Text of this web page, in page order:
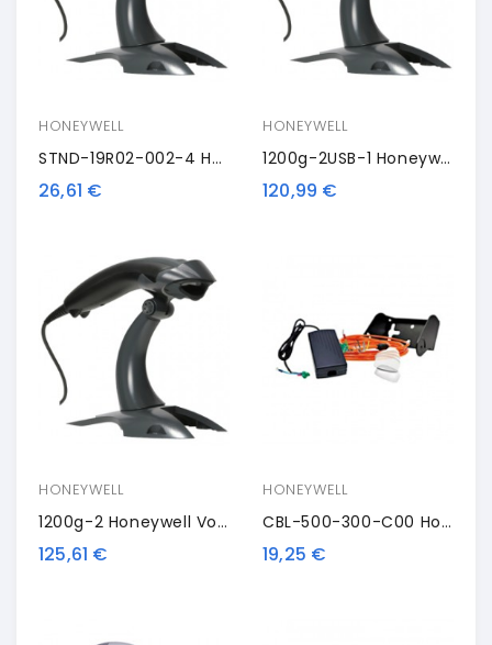
HONEYWELL
STND-19R02-002-4 Honeywell Stand
26,61 €
HONEYWELL
1200g-2USB-1 Honeywell Voyager 1200g, 1D, Multi-IF, Kit (USB, A Spirale), Nero
120,99 €
HONEYWELL
1200g-2 Honeywell Voyager 1200g, 1D, Multi-IF, Nero
125,61 €
HONEYWELL
CBL-500-300-C00 Honeywell Connection Cable, USB
19,25 €